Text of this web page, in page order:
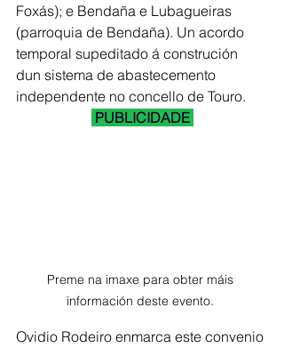
Foxás); e Bendaña e Lubagueiras
(parroquia de Bendaña). Un acordo
temporal supeditado á construción
dun sistema de abastecemento
independente no concello de Touro.
PUBLICIDADE
Preme na imaxe para obter máis
información deste evento.
Ovidio Rodeiro enmarca este convenio